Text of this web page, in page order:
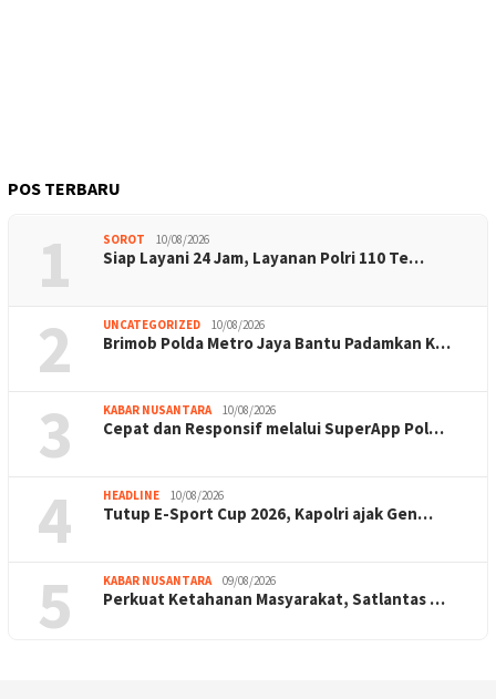
POS TERBARU
1 SOROT 10/08/2026
Siap Layani 24 Jam, Layanan Polri 110 Te…
2 UNCATEGORIZED 10/08/2026
Brimob Polda Metro Jaya Bantu Padamkan K…
3 KABAR NUSANTARA 10/08/2026
Cepat dan Responsif melalui SuperApp Pol…
4 HEADLINE 10/08/2026
Tutup E-Sport Cup 2026, Kapolri ajak Gen…
5 KABAR NUSANTARA 09/08/2026
Perkuat Ketahanan Masyarakat, Satlantas …